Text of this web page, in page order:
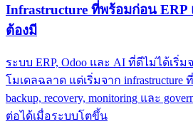
Infrastructure ที่พร้อมก่อน
ต้องมี
ระบบ ERP, Odoo และ AI ที่ดีไม่ได้เริ่
โมเดลฉลาด แต่เริ่มจาก infrastructure
backup, recovery, monitoring และ
ต่อได้เมื่อระบบโตขึ้น